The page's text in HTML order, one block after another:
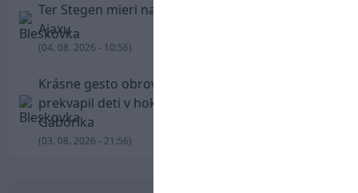
Ter Stegen mieri na hosťovanie do slávneho
Ajaxu
(04. 08. 2026 - 10:56)
Krásne gesto obrovskej legendy. Chára
prekvapil deti v hokejovej škole Mariána
Gáboríka
(03. 08. 2026 - 21:56)